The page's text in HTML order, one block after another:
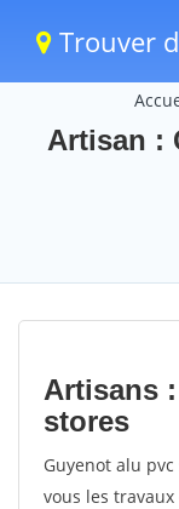
Trouver
Artisan :
Artisans
stores
Guyenot alu
vous les